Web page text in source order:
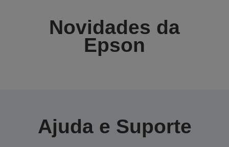
Novidades da
Epson
Ajuda e Suporte